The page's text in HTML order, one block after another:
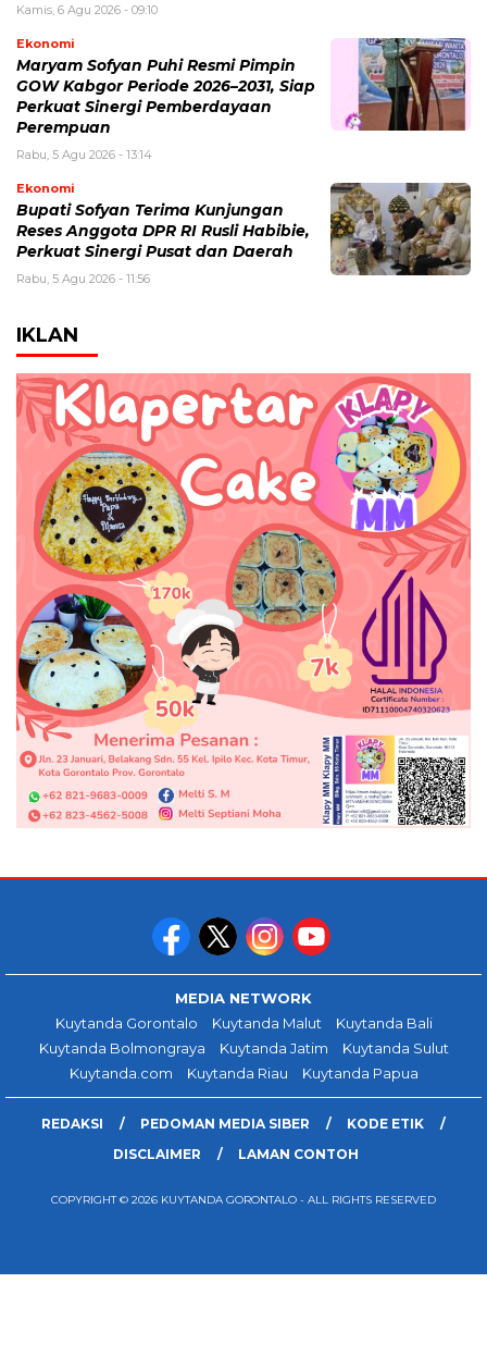
Kamis, 6 Agu 2026 - 09:10
Ekonomi
Maryam Sofyan Puhi Resmi Pimpin
GOW Kabgor Periode 2026–2031, Siap
Perkuat Sinergi Pemberdayaan
Perempuan
Rabu, 5 Agu 2026 - 13:14
Ekonomi
Bupati Sofyan Terima Kunjungan
Reses Anggota DPR RI Rusli Habibie,
Perkuat Sinergi Pusat dan Daerah
Rabu, 5 Agu 2026 - 11:56
IKLAN
MEDIA NETWORK
Kuytanda Gorontalo
Kuytanda Malut
Kuytanda Bali
Kuytanda Bolmongraya
Kuytanda Jatim
Kuytanda Sulut
Kuytanda.com
Kuytanda Riau Kuytanda Papua
REDAKSI PEDOMAN MEDIA SIBER
KODE ETIK
DISCLAIMER
LAMAN CONTOH
COPYRIGHT © 2026 KUYTANDA GORONTALO - ALL RIGHTS RESERVED